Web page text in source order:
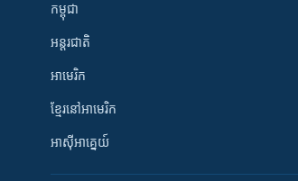
កម្ពុជា
អន្តរជាតិ
អាមេរិក
ខ្មែរ​នៅអាមេរិក
អាស៊ីអាគ្នេយ៍